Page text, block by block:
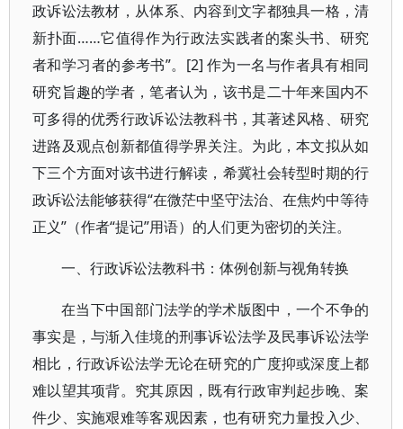
政诉讼法教材，从体系、内容到文字都独具一格，清
新扑面……它值得作为行政法实践者的案头书、研究
者和学习者的参考书”。[2] 作为一名与作者具有相同
研究旨趣的学者，笔者认为，该书是二十年来国内不
可多得的优秀行政诉讼法教科书，其著述风格、研究
进路及观点创新都值得学界关注。为此，本文拟从如
下三个方面对该书进行解读，希冀社会转型时期的行
政诉讼法能够获得“在微茫中坚守法治、在焦灼中等待
正义”（作者“提记”用语）的人们更为密切的关注。
一、行政诉讼法教科书：体例创新与视角转换
在当下中国部门法学的学术版图中，一个不争的
事实是，与渐入佳境的刑事诉讼法学及民事诉讼法学
相比，行政诉讼法学无论在研究的广度抑或深度上都
难以望其项背。究其原因，既有行政审判起步晚、案
件少、实施艰难等客观因素，也有研究力量投入少、